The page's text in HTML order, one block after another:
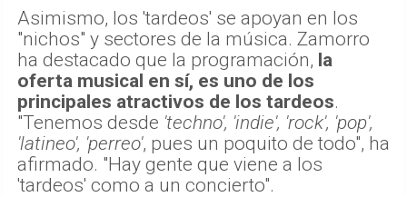
Asimismo, los 'tardeos' se apoyan en los
"nichos" y sectores de la música. Zamorro
ha destacado que la programación, la
oferta musical en sí, es uno de los
principales atractivos de los tardeos.
"Tenemos desde 'techno', 'indie', 'rock', 'pop',
'latineo', 'perreo', pues un poquito de todo", ha
afirmado. "Hay gente que viene a los
'tardeos' como a un concierto".